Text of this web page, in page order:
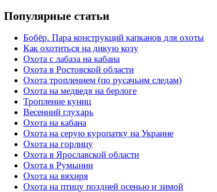
Популярные статьи
Бобёр. Пара конструкций капканов для охоты
Как охотиться на дикую козу
Охота с лабаза на кабана
Охота в Ростовской области
Охота троплением (по русачьим следам)
Охота на медведя на берлоге
Тропление куниц
Весенний глухарь
Охота на кабана
Охота на серую куропатку на Украине
Охота на горлицу
Охота в Ярославской области
Охота в Румынии
Охота на вяхиря
Охота на птицу поздней осенью и зимой